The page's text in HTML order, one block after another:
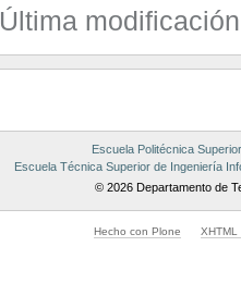
Última modificación
Escuela Politécnica Superior
Escuela Técnica Superior de Ingeniería
© 2026 Departamento de
Hecho con Plone XHTML